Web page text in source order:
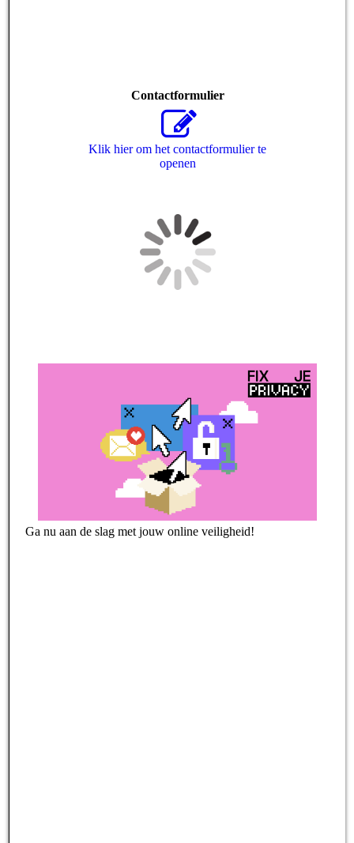
Contactformulier
Klik hier om het contactformulier te
openen
Ga nu aan de slag met jouw online veiligheid!